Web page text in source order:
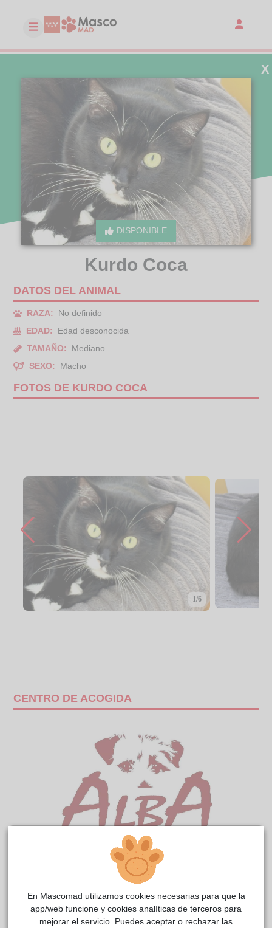
DISPONIBLE
X
Kurdo Coca
DATOS DEL ANIMAL
RAZA:
No definido
EDAD:
Edad desconocida
TAMAÑO:
Mediano
SEXO:
Macho
FOTOS DE KURDO COCA
1/6
CENTRO DE ACOGIDA
reside actualmente en el centro de acogida
ALBA.
COMENTARIOS
En Mascomad utilizamos cookies necesarias para que la
app/web funcione y cookies analíticas de terceros para
mejorar el servicio. Puedes aceptar o rechazar las